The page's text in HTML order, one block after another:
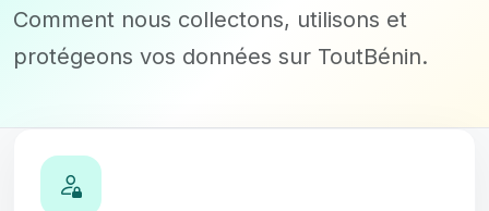
Comment nous collectons, utilisons et
protégeons vos données sur ToutBénin.